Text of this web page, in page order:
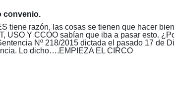
convenio.
tiene razón, las cosas se tienen que hacer
USO Y CCOO sabían que iba a pasar esto.
Nº 218/2015 dictada el pasado 17 de
Lo dicho….EMPIEZA EL CIRCO